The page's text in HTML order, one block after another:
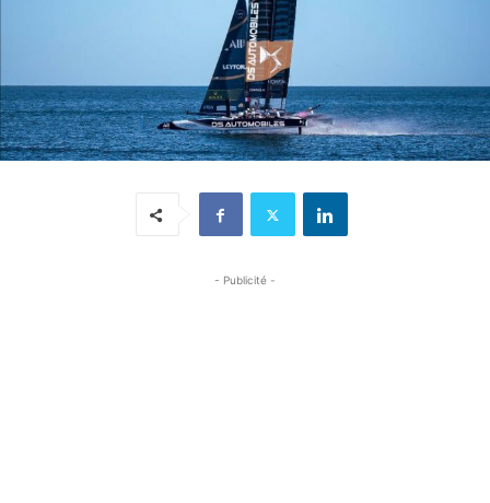
- Publicité -